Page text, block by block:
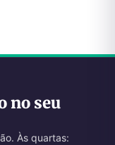
no seu
Às quartas: